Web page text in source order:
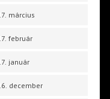
március
február
január
december